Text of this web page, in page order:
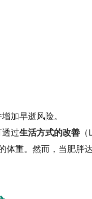
加早逝风险。
过生活方式的改善
体重。然而，当肥胖